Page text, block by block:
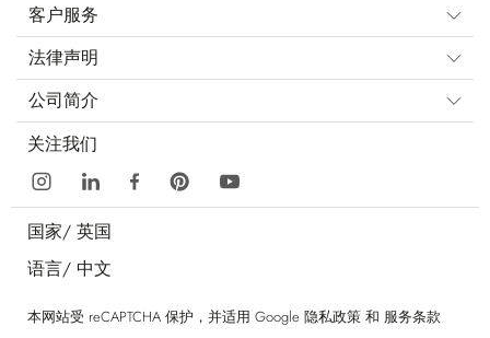
客户服务
法律声明
公司简介
关注我们
国家/ 英国
语言/ 中文
本网站受 reCAPTCHA 保护，并适用 Google 隐私政策 和 服务条款